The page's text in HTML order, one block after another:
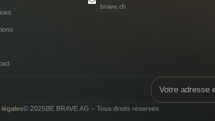
brave.ch
© 2025BE BRAVE AG – Tous droits réservés